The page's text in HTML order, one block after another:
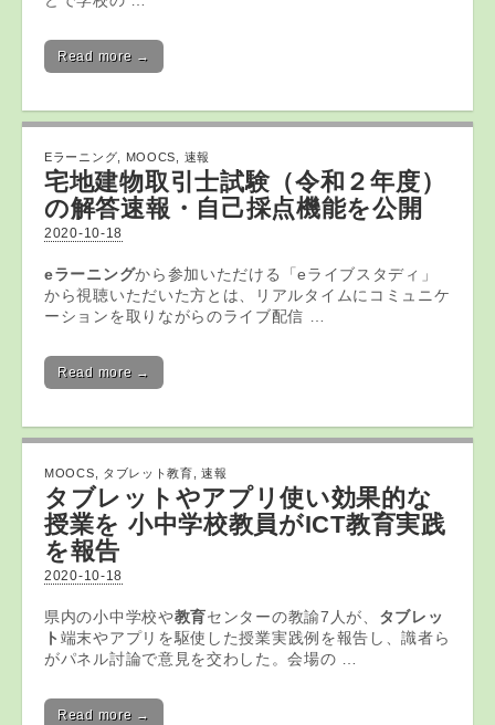
Read more →
Eラーニング MOOCS 速報
宅地建物取引士試験（令和２年度）
の解答速報・自己採点機能を公開
2020-10-18
eラーニングから参加いただける「eライブスタディ」
から視聴いただいた方とは、リアルタイムにコミュニケ
ーションを取りながらのライブ配信 …
Read more →
MOOCS タブレット教育 ,速報
タブレット やアプリ使い効果的な
授業を 小中学校教員がICT教育実践
を報告
2020-10-18
県内の小中学校や教育センターの教諭7人が、 タブレッ
ト 端末やアプリを駆使した授業実践例を報告し、識者ら
がパネル討論で意見を交わした。会場の …
Read more →